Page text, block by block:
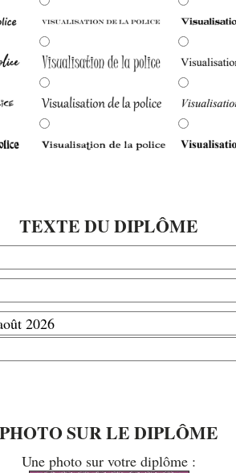
TEXTE DU DIPLÔME
PHOTO SUR LE DIPLÔME
Une photo sur votre diplôme :